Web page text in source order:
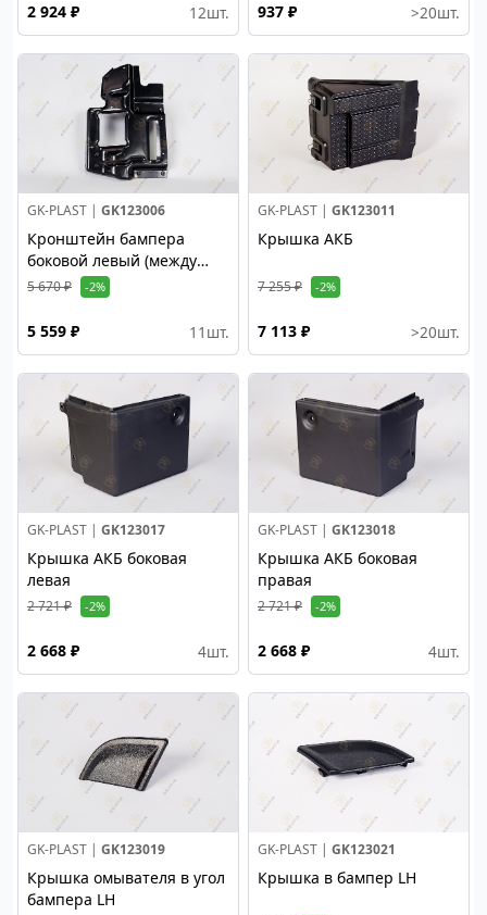
2 924 ₽ 12шт. 937 ₽ >20шт.
GK-PLAST | GK123006
Кронштейн бампера
боковой левый (между
бампером и подножкой)
5 670 ₽ -2%
5 559 ₽ 11 шт.
GK-PLAST | GK123011
Крышка АКБ
7 255 ₽ -2%
7 113 ₽ >20шт.
GK-PLAST | GK123017
Крышка АКБ боковая
левая
2 721 ₽ -2%
2 668 ₽ 4шт.
GK-PLAST | GK123018
Крышка АКБ боковая
правая
2 721 ₽ -2%
2 668 ₽ 4шт.
GK-PLAST | GK123019
Крышка омывателя в угол
бампера LH
GK-PLAST | GK123021
Крышка в бампер LH